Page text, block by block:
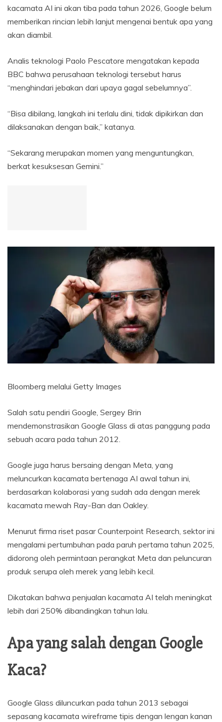
kacamata AI ini akan tiba pada tahun 2026, Google belum
memberikan rincian lebih lanjut mengenai bentuk apa yang
akan diambil.
Analis teknologi Paolo Pescatore mengatakan kepada
BBC bahwa perusahaan teknologi tersebut harus
“menghindari jebakan dari upaya gagal sebelumnya”.
“Bisa dibilang, langkah ini terlalu dini, tidak dipikirkan dan
dilaksanakan dengan baik,” katanya.
“Sekarang merupakan momen yang menguntungkan,
berkat kesuksesan Gemini.”
Bloomberg melalui Getty Images
Salah satu pendiri Google, Sergey Brin
mendemonstrasikan Google Glass di atas panggung pada
sebuah acara pada tahun 2012.
Google juga harus bersaing dengan Meta, yang
meluncurkan kacamata bertenaga AI awal tahun ini,
berdasarkan kolaborasi yang sudah ada dengan merek
kacamata mewah Ray-Ban dan Oakley.
Menurut firma riset pasar Counterpoint Research, sektor ini
mengalami pertumbuhan pada paruh pertama tahun 2025,
didorong oleh permintaan perangkat Meta dan peluncuran
produk serupa oleh merek yang lebih kecil.
Dikatakan bahwa penjualan kacamata AI telah meningkat
lebih dari 250% dibandingkan tahun lalu.
Apa yang salah dengan Google
Kaca?
Google Glass diluncurkan pada tahun 2013 sebagai
sepasang kacamata wireframe tipis dengan lengan kanan